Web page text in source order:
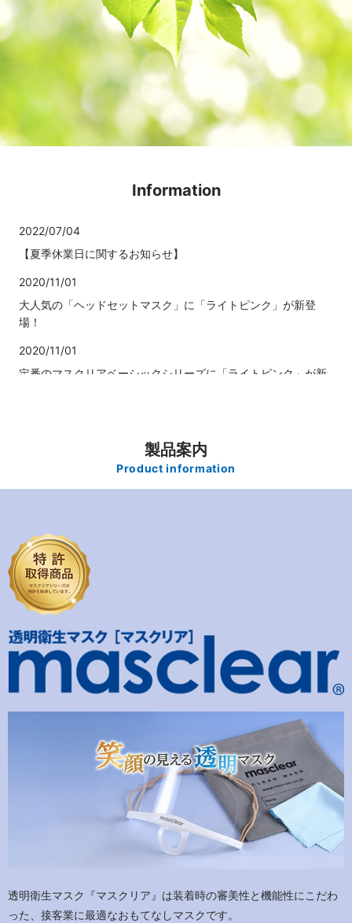
Information
2022/07/04
【夏季休業日に関するお知らせ】
2020/11/01
大人気の「ヘッドセットマスク」に「ライトピンク」が新登
場！
2020/11/01
定番のマスクリアベーシックシリーズに「ライトピンク」が新
マスクリアシリーズに「フェイスシールドタイプ」の交換フィ
2020/09/01
2020/07/25
ウィンカム ヘッドセットマスク 新発売
2020/07/11
【夏季休業日のお知らせ】
2020/04/23
2020年 特選母の日【もらって嬉しいフラワーギフト】＜
5/9（土）12：00まで＞
2020/04/10
日本経済新聞社様にて透明マスクがご紹介されました
製品案内
Product information
透明衛生マスク『マスクリア』は装着時の審美性と機能性にこだわ
った、接客業に最適なおもてなしマスクです。